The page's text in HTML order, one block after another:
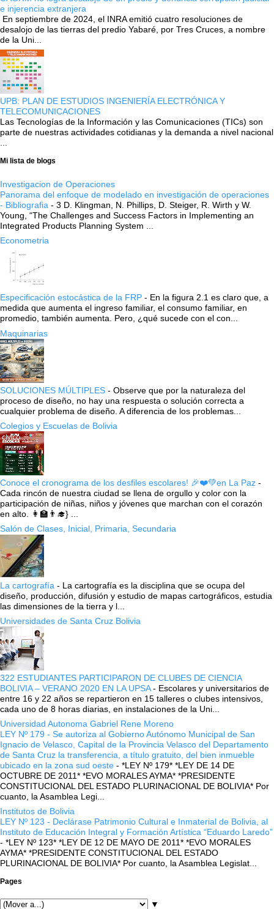
e injerencia extranjera
En septiembre de 2024, el INRA emitió cuatro resoluciones de
desalojo de las tierras del predio Yabaré, por Tres Cruces, a nombre
de la Uni...
UPB: PLAN DE ESTUDIOS INGENIERÍA ELECTRÓNICA Y
TELECOMUNICACIONES
Las Tecnologías de la Información y las Comunicaciones (TICs) son
parte de nuestras actividades cotidianas y la demanda a nivel nacional
Mi lista de blogs
Investigacion de Operaciones
Panorama del enfoque de modelado en investigación de operaciones
- Bibliografia - 3 D. Klingman, N. Phillips, D. Steiger, R. Wirth y W.
Young, “The Challenges and Success Factors in Implementing an
Integrated Products Planning System ...
Econometria
Especificación estocástica de la FRP - En la figura 2.1 es claro que, a
medida que aumenta el ingreso familiar, el consumo familiar, en
promedio, también aumenta. Pero, ¿qué sucede con el con...
Maquinarias
SOLUCIONES MÚLTIPLES - Observe que por la naturaleza del
proceso de diseño, no hay una respuesta o solución correcta a
cualquier problema de diseño. A diferencia de los problemas...
Colegios y Escuelas de Bolivia
Conoce el cronograma de los desfiles escolares! 🎉❤️💚en La Paz -
Cada rincón de nuestra ciudad se llena de orgullo y color con la
participación de niñas, niños y jóvenes que marchan con el corazón
en alto. 👩‍🏫👨‍🎓} ...
Salón de Clases, Inicial, Primaria, Secundaria
La cartografía - La cartografía es la disciplina que se ocupa del
diseño, producción, difusión y estudio de mapas cartográficos, estudia
las dimensiones de la tierra y l...
Universidades de Santa Cruz Bolivia
322 ESTUDIANTES PARTICIPARON DE CLUBES DE CIENCIA
BOLIVIA – VERANO 2020 EN LA UPSA- Escolares y universitarios de
entre 16 y 22 años se repartieron en 15 talleres o clubes intensivos,
cada uno de 8 horas diarias, en instalaciones de la Uni...
Universidad Autonoma Gabriel Rene Moreno
LEY Nº 179 - Se autoriza al Gobierno Autónomo Municipal de San
Ignacio de Velasco, Capital de la Provincia Velasco del Departamento
de Santa Cruz la transferencia, a título gratuito, del bien inmueble
ubicado en la zona sud oeste - *LEY Nº 179* *LEY DE 14 DE
OCTUBRE DE 2011* *EVO MORALES AYMA* *PRESIDENTE
CONSTITUCIONAL DEL ESTADO PLURINACIONAL DE BOLIVIA* Por
cuanto, la Asamblea Legi...
Institutos de Bolivia
LEY Nº 123 - Declárase Patrimonio Cultural e Inmaterial de Bolivia, al
Instituto de Educación Integral y Formación Artística “Eduardo Laredo”
- *LEY Nº 123* *LEY DE 12 DE MAYO DE 2011* *EVO MORALES
AYMA* *PRESIDENTE CONSTITUCIONAL DEL ESTADO
PLURINACIONAL DE BOLIVIA* Por cuanto, la Asamblea Legislat...
Pages
▼